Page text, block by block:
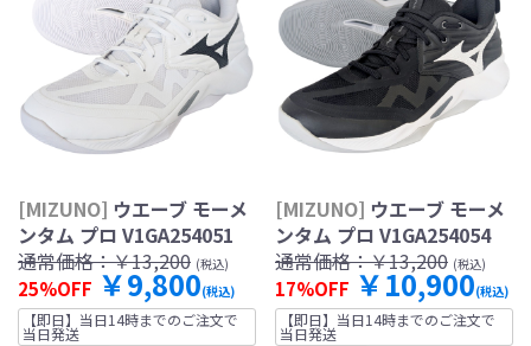
[MIZUNO] ウエーブ モーメ
ンタム プロ V1GA254051
通常価格：￥13,200 (税込)
25%OFF ￥9,800(税込)
【即日】当日14時までのご注文で
当日発送
[MIZUNO] ウエーブ モーメ
ンタム プロ V1GA254054
通常価格：￥13,200 (税込)
17%OFF ￥10,900(税込)
【即日】当日14時までのご注文で
当日発送